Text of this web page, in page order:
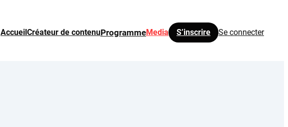
AccueilCréateur de contenuProgrammeMedia S’inscrire Se connecter